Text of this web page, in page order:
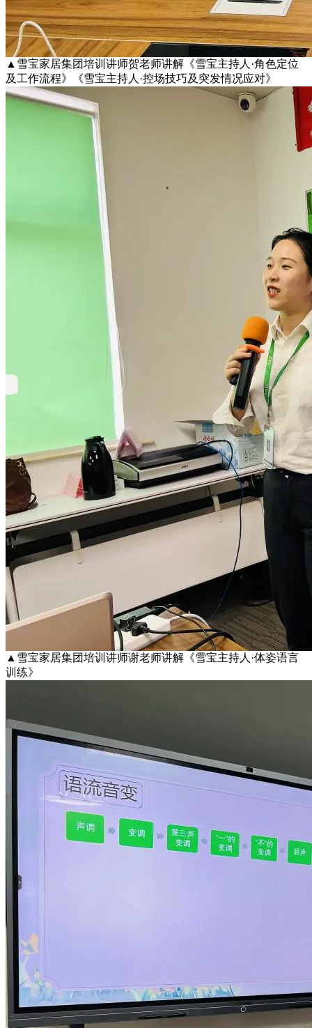
▲雪宝家居集团培训讲师贺老师讲解《雪宝主持人·角色定位
及工作流程》《雪宝主持人·控场技巧及突发情况应对》
▲雪宝家居集团培训讲师谢老师讲解《雪宝主持人·体姿语言
训练》